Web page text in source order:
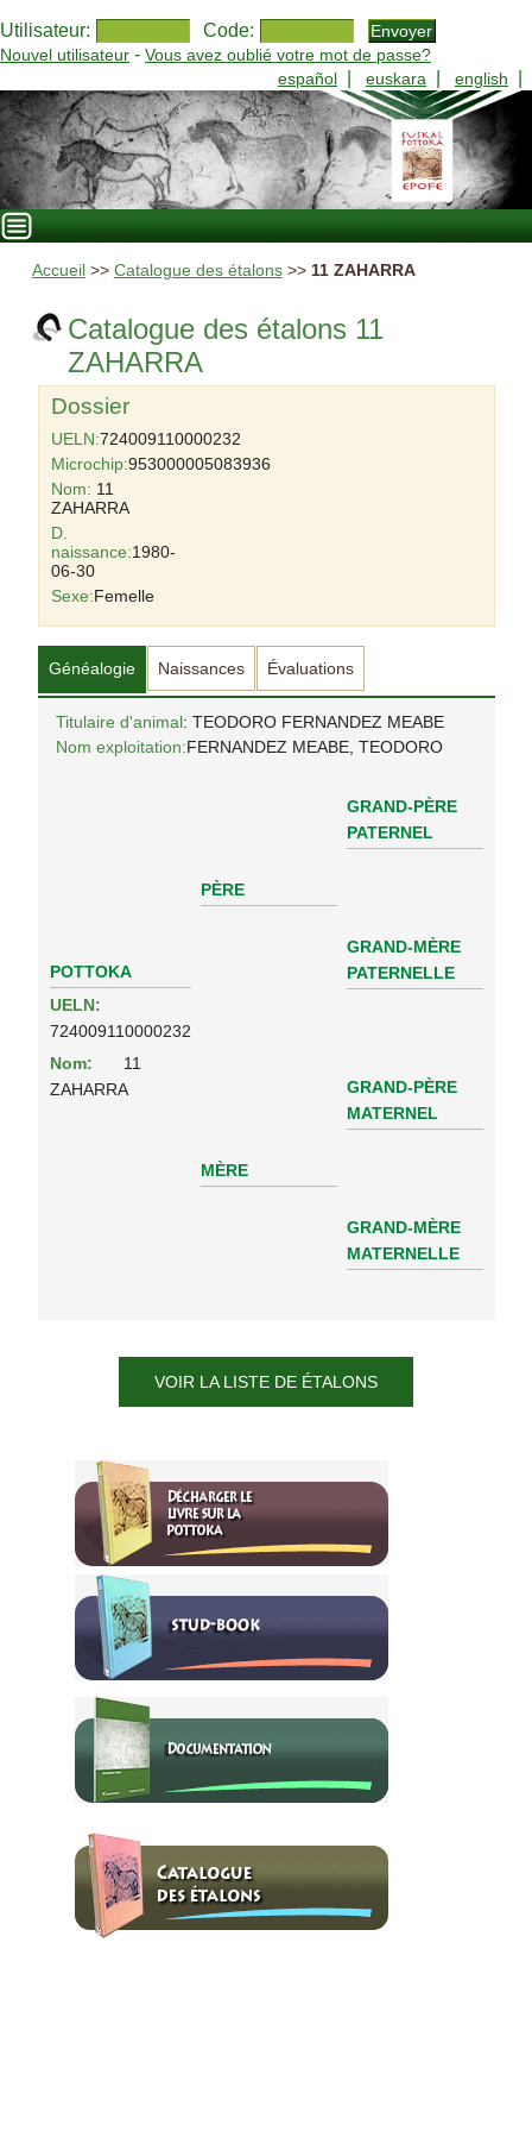
Utilisateur: Code:
Nouvel utilisateur - Vous avez oublié votre mot de passe?
español
euskara english
Accueil >> Catalogue des étalons>> 11 ZAHARRA
Catalogue des étalons 11
ZAHARRA
Dossier
UELN:724009110000232
Microchip:953000005083936
Nom: 11
ZAHARRA
D.
naissance:1980-
06-30
Sexe:Femelle
Généalogie Naissances Évaluations
Titulaire d'animal: TEODORO FERNANDEZ MEABE
Nom exploitation:FERNANDEZ MEABE, TEODORO
POTTOKA
UELN:
724009110000232
Nom:
11
ZAHARRA
PÈRE
GRAND-PÈRE
PATERNEL
GRAND-MÈRE
PATERNELLE
MÈRE
GRAND-PÈRE
MATERNEL
GRAND-MÈRE
MATERNELLE
VOIR LA LISTE DE ÉTALONS